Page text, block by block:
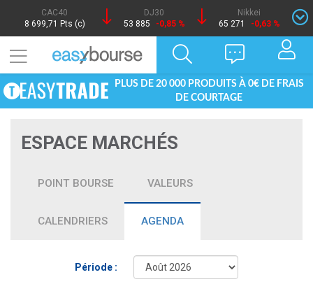
CAC40
8 699,71 Pts (c)
DJ30
53 885
-0,85 %
Nikkei
65 271
-0,63 %
PLUS DE 20 000 PRODUITS À 0€ DE FRAIS
DE COURTAGE
ESPACE MARCHÉS
POINT BOURSE VALEURS
CALENDRIERS AGENDA
Période :